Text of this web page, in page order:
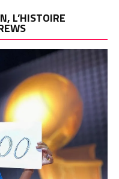
L’HISTOIRE